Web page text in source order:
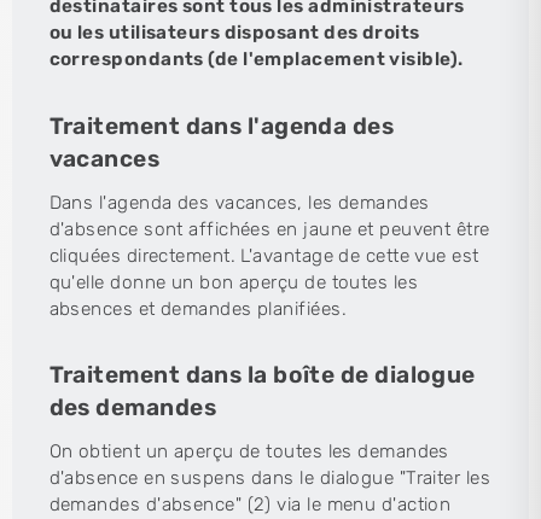
destinataires sont tous les administrateurs
ou les utilisateurs disposant des droits
correspondants (de l'emplacement visible).
Traitement dans l'agenda des
vacances
Dans l'agenda des vacances, les demandes
d'absence sont affichées en jaune et peuvent être
cliquées directement. L'avantage de cette vue est
qu'elle donne un bon aperçu de toutes les
absences et demandes planifiées.
Traitement dans la boîte de dialogue
des demandes
On obtient un aperçu de toutes les demandes
d'absence en suspens dans le dialogue "Traiter les
demandes d'absence" (2) via le menu d'action